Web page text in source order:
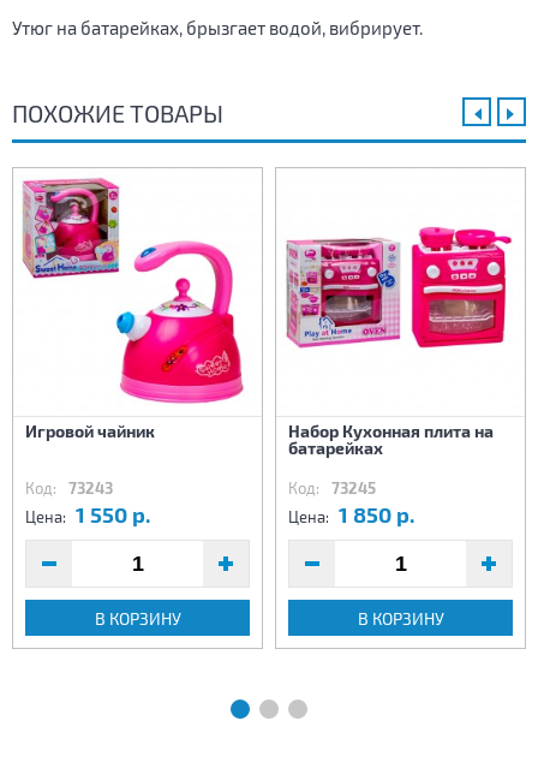
Утюг на батарейках, брызгает водой, вибрирует.
ПОХОЖИЕ ТОВАРЫ
Игровой чайник
Код: 73243
Цена: 1 550 р.
В КОРЗИНУ
Набор Кухонная плита на
батарейках
Код: 73245
Цена: 1 850 р.
В КОРЗИНУ